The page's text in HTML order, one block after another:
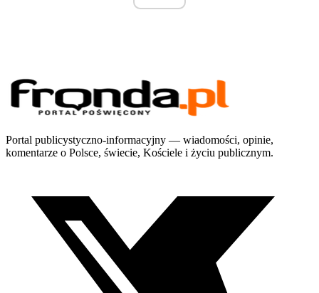
Portal publicystyczno-informacyjny — wiadomości, opinie,
komentarze o Polsce, świecie, Kościele i życiu publicznym.